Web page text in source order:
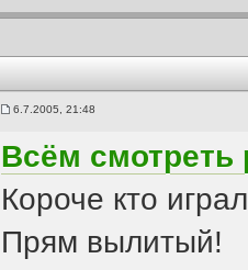
6.7.2005, 21:48
Всём
Короче кто
Прям вылитый!